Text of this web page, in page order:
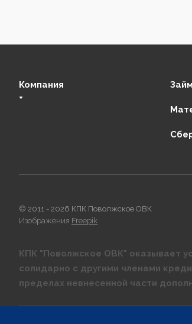
Компания
© 2011 - 2026 КПК Поволжское ОВК
Изображения Freepik
КПК "Поволжское ОВК" оказывает
солидарно с другими членами
пределах невнесенной части